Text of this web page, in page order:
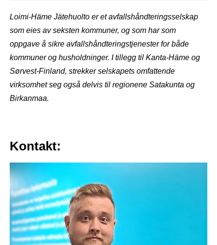
Loimi-Häme Jätehuolto er et avfallshåndteringsselskap
som eies av seksten kommuner, og som har som
oppgave å sikre avfallshåndteringstjenester for både
kommuner og husholdninger. I tillegg til Kanta-Häme og
Sørvest-Finland, strekker selskapets omfattende
virksomhet seg også delvis til regionene Satakunta og
Birkanmaa.
Kontakt: